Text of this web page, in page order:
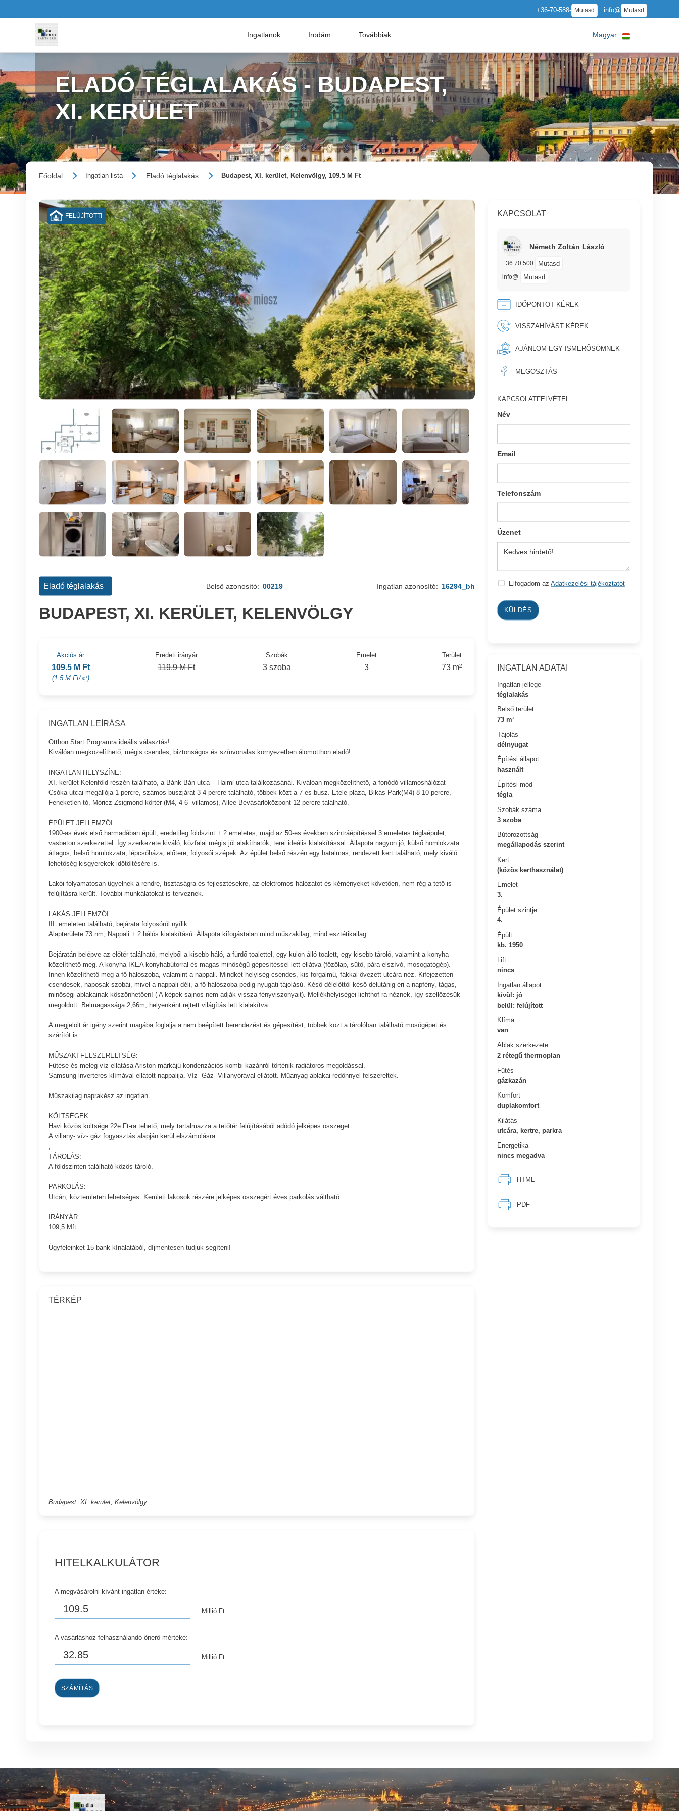
+36-70-588- Mutasd info@ Mutasd
Ingatlanok Irodám Továbbiak Magyar
ELADÓ TÉGLALAKÁS - BUDAPEST,
XI. KERÜLET
Főoldal Ingatlan lista Eladó téglalakás Budapest, XI. kerület, Kelenvölgy, 109.5 M Ft
FELÚJÍTOTT! KAPCSOLAT
Németh Zoltán László
+36 70 500 Mutasd
info@ Mutasd
IDŐPONTOT KÉREK
VISSZAHÍVÁST KÉREK
AJÁNLOM EGY ISMERŐSÖMNEK
MEGOSZTÁS
KAPCSOLATFELVÉTEL
Név
Email
Telefonszám
Üzenet
Elfogadom az Adatkezelési tájékoztatót
KÜLDÉS
INGATLAN ADATAI
Ingatlan jellege
téglalakás
Belső terület
73 m²
Tájolás
délnyugat
Építési állapot
használt
Építési mód
tégla
Szobák száma
3 szoba
Bútorozottság
megállapodás szerint
Kert
(közös kerthasználat)
Emelet
3.
Épület szintje
4.
Épült
kb. 1950
Lift
nincs
Ingatlan állapot
kívül: jó
belül: felújított
Klíma
van
Ablak szerkezete
2 rétegű thermoplan
Fűtés
gázkazán
Komfort
duplakomfort
Kilátás
utcára, kertre, parkra
Energetika
nincs megadva
HTML
PDF
Eladó téglalakás Belső azonosító: 00219 Ingatlan azonosító: 16294_bh
BUDAPEST, XI. KERÜLET, KELENVÖLGY
Akciós ár
109.5 M Ft
(1.5 M Ft/㎡)
Eredeti irányár
119.9 M Ft
Szobák
3 szoba
Emelet
3
Terület
73 m²
INGATLAN LEÍRÁSA
Otthon Start Programra ideális választás!
Kiválóan megközelíthető, mégis csendes, biztonságos és színvonalas környezetben álomotthon eladó!
INGATLAN HELYSZÍNE:
XI. kerület Kelenföld részén található, a Bánk Bán utca – Halmi utca találkozásánál. Kiválóan megközelíthető, a fonódó villamoshálózat
Csóka utcai megállója 1 percre, számos buszjárat 3-4 percre található, többek közt a 7-es busz. Etele pláza, Bikás Park(M4) 8-10 percre,
Feneketlen-tó, Móricz Zsigmond körtér (M4, 4-6- villamos), Allee Bevásárlóközpont 12 percre található.
ÉPÜLET JELLEMZŐI:
1900-as évek első harmadában épült, eredetileg földszint + 2 emeletes, majd az 50-es években szintráépítéssel 3 emeletes téglaépület,
vasbeton szerkezettel. Így szerkezete kiváló, közfalai mégis jól alakíthatók, terei ideális kialakítással. Állapota nagyon jó, külső homlokzata
átlagos, belső homlokzata, lépcsőháza, előtere, folyosói szépek. Az épület belső részén egy hatalmas, rendezett kert található, mely kiváló
lehetőség kisgyerekek időtöltésére is.
Lakói folyamatosan ügyelnek a rendre, tisztaságra és fejlesztésekre, az elektromos hálózatot és kéményeket követően, nem rég a tető is
felújításra került. További munkálatokat is terveznek.
LAKÁS JELLEMZŐI:
III. emeleten található, bejárata folyosóról nyílik.
Alapterülete 73 nm, Nappali + 2 hálós kialakítású. Állapota kifogástalan mind műszakilag, mind esztétikailag.
Bejáratán belépve az előtér található, melyből a kisebb háló, a fürdő toalettel, egy külön álló toalett, egy kisebb tároló, valamint a konyha
közelíthető meg. A konyha IKEA konyhabútorral és magas minőségű gépesítéssel lett ellátva (főzőlap, sütő, pára elszívó, mosogatógép).
Innen közelíthető meg a fő hálószoba, valamint a nappali. Mindkét helyiség csendes, kis forgalmú, fákkal övezett utcára néz. Kifejezetten
csendesek, naposak szobái, mivel a nappali déli, a fő hálószoba pedig nyugati tájolású. Késő délelőttől késő délutánig éri a napfény, tágas,
minőségi ablakainak köszönhetően! ( A képek sajnos nem adják vissza fényviszonyait). Mellékhelyiségei lichthof-ra néznek, így szellőzésük
megoldott. Belmagassága 2,66m, helyenként rejtett világítás lett kialakítva.
A megjelölt ár igény szerint magába foglalja a nem beépített berendezést és gépesítést, többek közt a tárolóban található mosógépet és
szárítót is.
MŰSZAKI FELSZERELTSÉG:
Fűtése és meleg víz ellátása Ariston márkájú kondenzációs kombi kazánról történik radiátoros megoldással.
Samsung inverteres klímával ellátott nappalija. Víz- Gáz- Villanyórával ellátott. Műanyag ablakai redőnnyel felszereltek.
Műszakilag naprakész az ingatlan.
KÖLTSÉGEK:
Havi közös költsége 22e Ft-ra tehető, mely tartalmazza a tetőtér felújításából adódó jelképes összeget.
A villany- víz- gáz fogyasztás alapján kerül elszámolásra.
,
TÁROLÁS:
A földszinten található közös tároló.
PARKOLÁS:
Utcán, közterületen lehetséges. Kerületi lakosok részére jelképes összegért éves parkolás váltható.
IRÁNYÁR:
109,5 Mft
Ügyfeleinket 15 bank kínálatából, díjmentesen tudjuk segíteni!
TÉRKÉP
Budapest, XI. kerület, Kelenvölgy
HITELKALKULÁTOR
A megvásárolni kívánt ingatlan értéke:
Millió Ft
A vásárláshoz felhasználandó önerő mértéke:
Millió Ft
SZÁMÍTÁS